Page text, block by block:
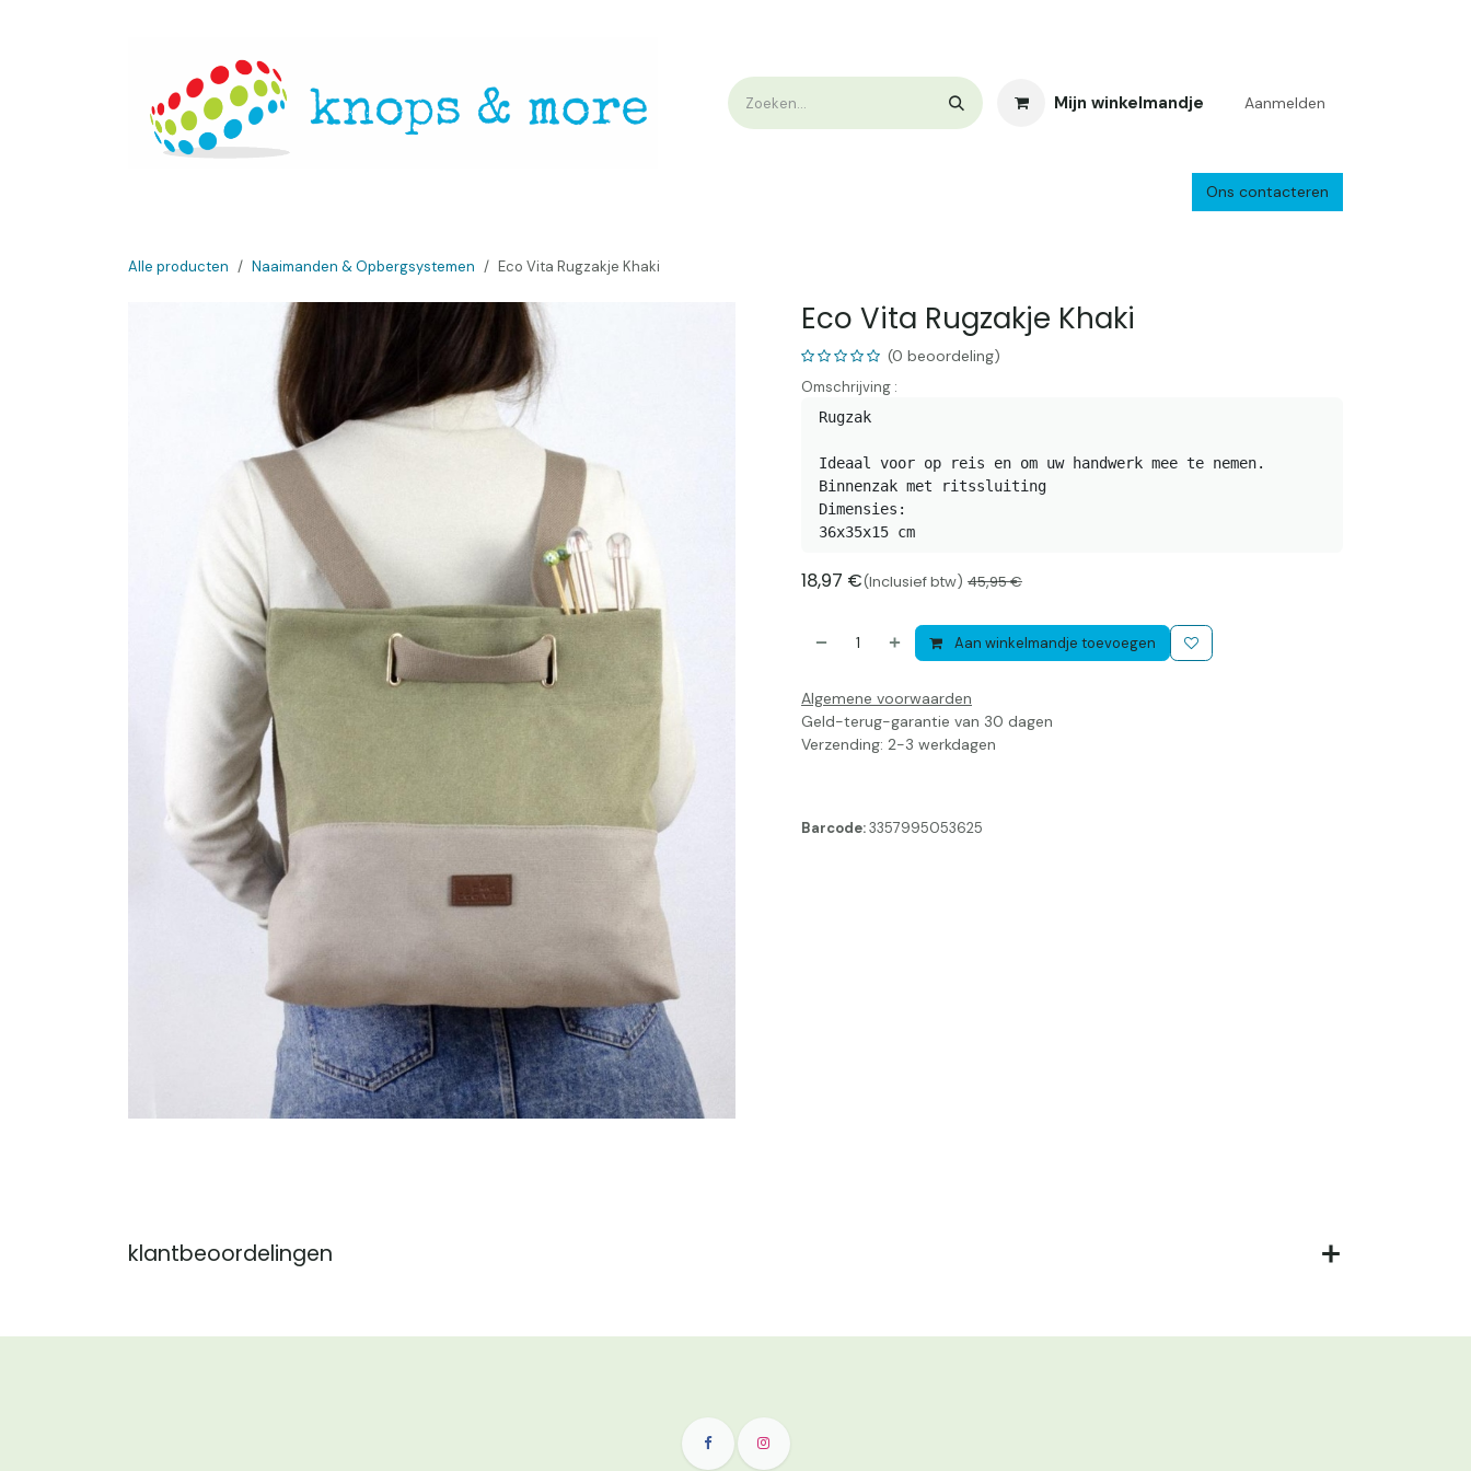
Mijn winkelmandje Aanmelden
Parkeren Bedrijf Verzenden en
Ons contacteren
Alle producten Naaimanden & Opbergsystemen Eco Vita Rugzakje Khaki
Eco Vita Rugzakje Khaki
(0 beoordeling)
Omschrijving :
Rugzak
Ideaal voor op reis en om uw handwerk mee te nemen.
Binnenzak met ritssluiting
Dimensies:
36x35x15 cm
18,97 €(Inclusief btw) 45,95€
Aan winkelmandje toevoegen
Algemene voorwaarden
Geld-terug-garantie van 30 dagen
Verzending: 2-3 werkdagen
Barcode:3357995053625
klantbeoordelingen